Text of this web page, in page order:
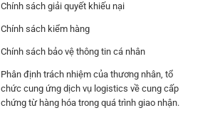
Chính sách giải quyết khiếu nại
Chính sách kiểm hàng
Chính sách bảo vệ thông tin cá nhân
Phân định trách nhiệm của thương nhân, tổ
chức cung ứng dịch vụ logistics về cung cấp
chứng từ hàng hóa trong quá trình giao nhận.